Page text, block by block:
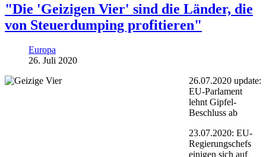
"Die 'Geizigen Vier' sind die Länder, die
von Steuerdumping profitieren"
Europa
26. Juli 2020
26.07.2020 update:
EU-Parlament
lehnt Gipfel-
Beschluss ab
23.07.2020: EU-
Regierungschefs
einigen sich auf